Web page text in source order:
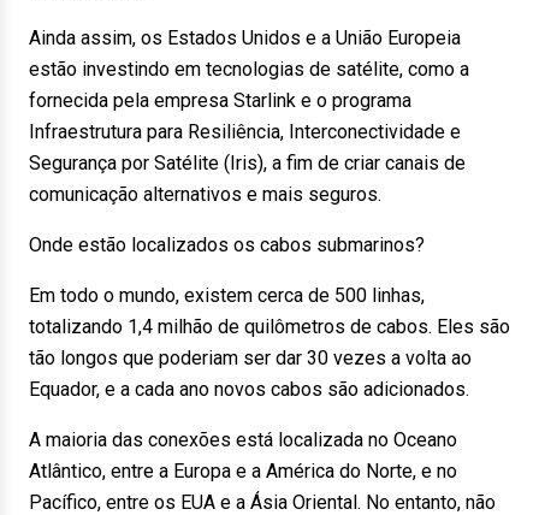
Ainda assim, os Estados Unidos e a União Europeia
estão investindo em tecnologias de satélite, como a
fornecida pela empresa Starlink e o programa
Infraestrutura para Resiliência, Interconectividade e
Segurança por Satélite (Iris), a fim de criar canais de
comunicação alternativos e mais seguros.
Onde estão localizados os cabos submarinos?
Em todo o mundo, existem cerca de 500 linhas,
totalizando 1,4 milhão de quilômetros de cabos. Eles são
tão longos que poderiam ser dar 30 vezes a volta ao
Equador, e a cada ano novos cabos são adicionados.
A maioria das conexões está localizada no Oceano
Atlântico, entre a Europa e a América do Norte, e no
Pacífico, entre os EUA e a Ásia Oriental. No entanto, não